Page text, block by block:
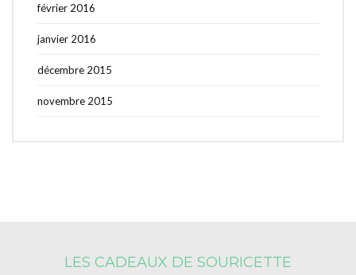
février 2016
janvier 2016
décembre 2015
novembre 2015
LES CADEAUX DE SOURICETTE